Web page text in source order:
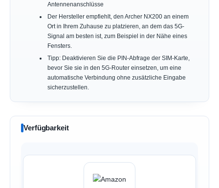
Antennenanschlüsse
Der Hersteller empfiehlt, den Archer NX200 an einem
Ort in Ihrem Zuhause zu platzieren, an dem das 5G-
Signal am besten ist, zum Beispiel in der Nähe eines
Fensters.
Tipp: Deaktivieren Sie die PIN-Abfrage der SIM-Karte,
bevor Sie sie in den 5G-Router einsetzen, um eine
automatische Verbindung ohne zusätzliche Eingabe
sicherzustellen.
Verfügbarkeit